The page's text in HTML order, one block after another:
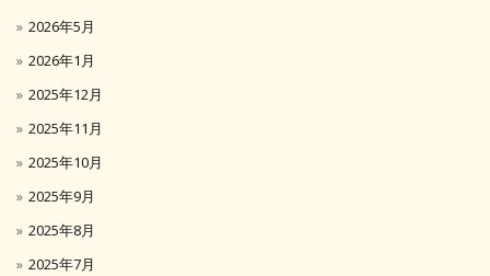
2026年5月
2026年1月
2025年12月
2025年11月
2025年10月
2025年9月
2025年8月
2025年7月